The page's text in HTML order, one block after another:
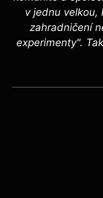
v jednu velkou,
zahradničení
experimenty".